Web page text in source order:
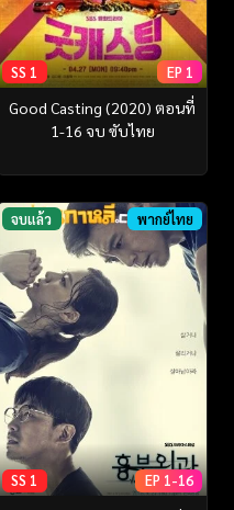
SS 1 EP 1
Good Casting (2020) ตอนที่
1-16 จบ ซับไทย
จบแล้ว พากย์ไทย
SS 1 EP 1-16